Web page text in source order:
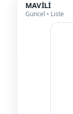
MAVİLİ
Güncel • Liste